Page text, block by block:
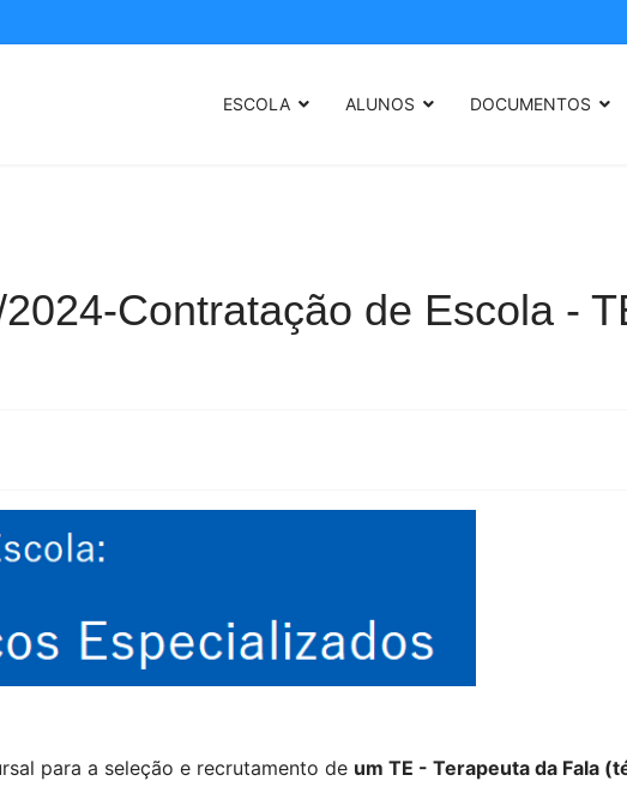
ESCOLA ALUNOS DOCUMENTOS
Contratação de Escola -
para a seleção e recrutamento de um TE - Terapeuta da Fala